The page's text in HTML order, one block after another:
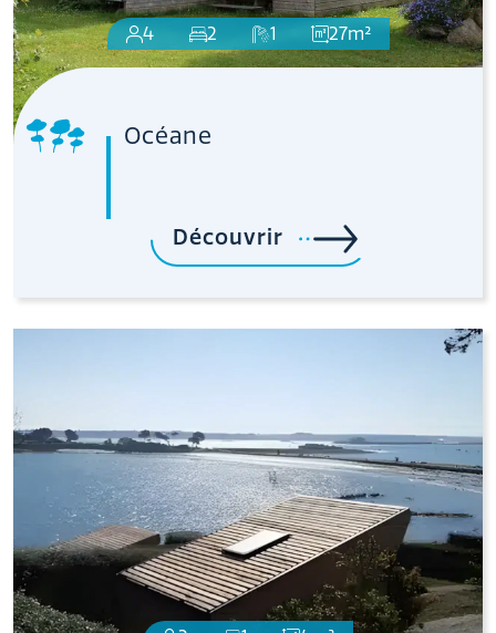
4 2 1 27m²
Océane
Découvrir